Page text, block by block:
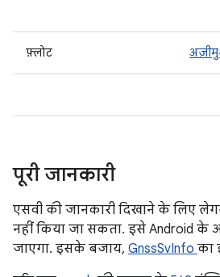
फ़्लोट
पूरी जानकारी
एसवी की जानकारी दिखाने के लिए
नहीं किया जा सकता. इसे Android के
जाएगा. इसके बजाय, GnssSvInfo का